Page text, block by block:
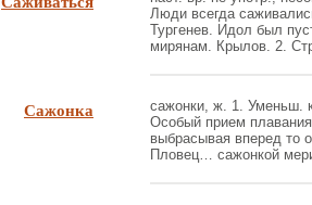
Люди всегда
Тургенев. Идол был
мирянам. Крылов. 2.
Сажонка
сажонки, ж. 1. Уменьш.
Особый прием
выбрасывая вперед то
Пловец… сажонкой